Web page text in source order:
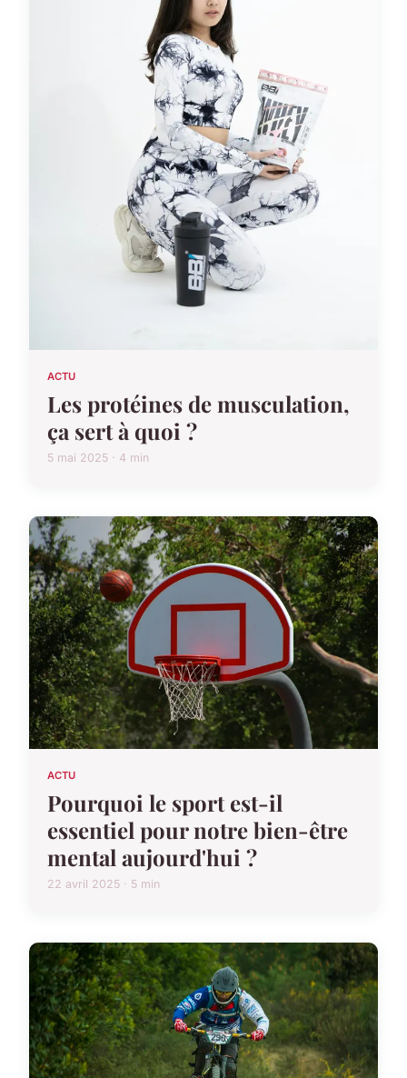
ACTU
Les protéines de musculation,
ça sert à quoi ?
5 mai 2025 · 4 min
ACTU
Pourquoi le sport est-il
essentiel pour notre bien-être
mental aujourd'hui ?
22 avril 2025 · 5 min